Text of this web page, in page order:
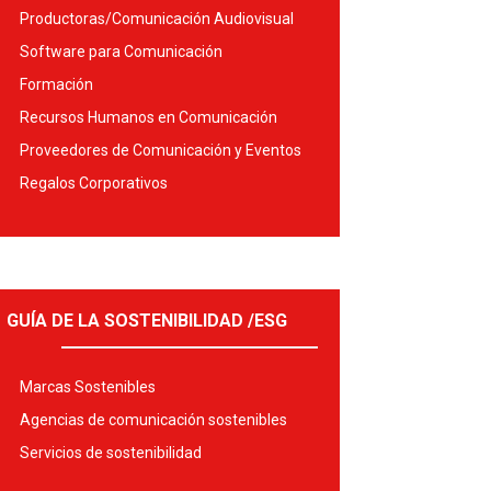
Productoras/Comunicación Audiovisual
Software para Comunicación
Formación
Recursos Humanos en Comunicación
Proveedores de Comunicación y Eventos
Regalos Corporativos
GUÍA DE LA SOSTENIBILIDAD /ESG
Marcas Sostenibles
Agencias de comunicación sostenibles
Servicios de sostenibilidad